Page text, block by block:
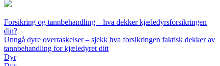
Forsikring og tannbehandling – hva dekker kjæledyrsforsikringen
din?
Unngå dyre overraskelser – sjekk hva forsikringen faktisk dekker av
tannbehandling for kjæledyret ditt
Dyr